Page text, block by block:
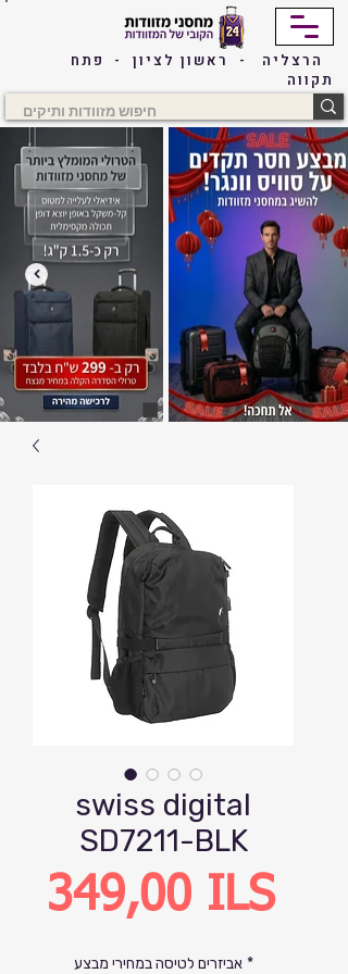
הרצליה - ראשון לציון - פתח
תקווה
swiss digital
SD7211-BLK
349,00 ILS
אביזרים לטיסה במחירי מבצע *